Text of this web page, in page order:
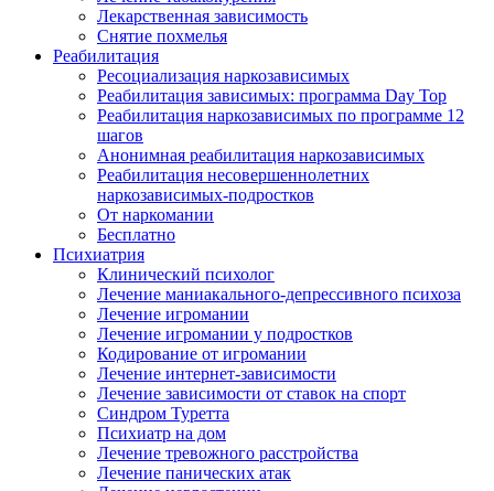
Лекарственная зависимость
Снятие похмелья
Реабилитация
Ресоциализация наркозависимых
Реабилитация зависимых: программа Day Top
Реабилитация наркозависимых по программе 12
шагов
Анонимная реабилитация наркозависимых
Реабилитация несовершеннолетних
наркозависимых-подростков
От наркомании
Бесплатно
Психиатрия
Клинический психолог
Лечение маниакального-депрессивного психоза
Лечение игромании
Лечение игромании у подростков
Кодирование от игромании
Лечение интернет-зависимости
Лечение зависимости от ставок на спорт
Синдром Туретта
Психиатр на дом
Лечение тревожного расстройства
Лечение панических атак